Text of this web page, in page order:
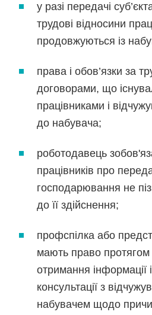
у разі передачі
трудові відносини
продовжуються із
права і обов’язки за
договорами, що
працівниками і
до набувача;
роботодавець
працівників про
господарювання не
до її здійснення;
профспілка або
мають право протягом
отримання інформації
консультації з
набувачем щодо